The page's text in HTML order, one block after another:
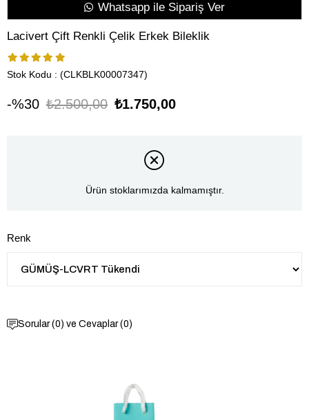
Whatsapp ile Sipariş Ver
Lacivert Çift Renkli Çelik Erkek Bileklik
Stok Kodu (CLKBLK00007347)
30 ₺2.500,00 ₺1.750,00
Ürün stoklarımızda kalmamıştır.
Renk
Sorular (0) ve Cevaplar (0)